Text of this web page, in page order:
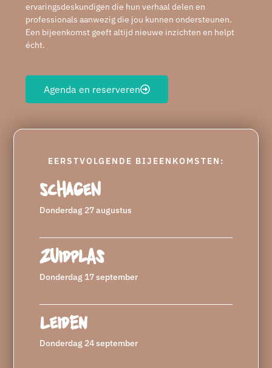
ervaringsdeskundigen die hun verhaal delen en
professionals aanwezig die jou kunnen ondersteunen.
Een bijeenkomst geeft altijd nieuwe inzichten en helpt
écht.
Agenda en reserveren
EERSTVOLGENDE BIJEENKOMSTEN:
Schagen
Donderdag 27 augustus
Zuidplas
Donderdag 17 september
Leiden
Donderdag 24 september